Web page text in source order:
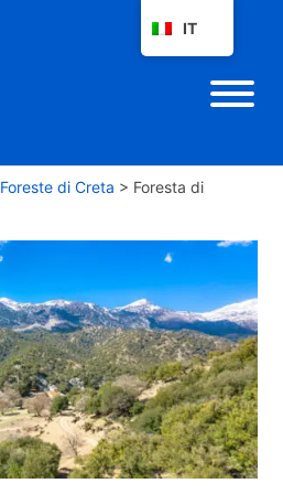
Foreste di Creta > Foresta di
IT